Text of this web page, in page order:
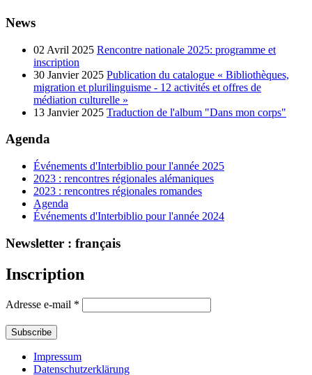
News
02 Avril 2025 Rencontre nationale 2025: programme et
inscription
30 Janvier 2025 Publication du catalogue « Bibliothèques,
migration et plurilinguisme - 12 activités et offres de
médiation culturelle »
13 Janvier 2025 Traduction de l'album "Dans mon corps"
Agenda
Événements d'Interbiblio pour l'année 2025
2023 : rencontres régionales alémaniques
2023 : rencontres régionales romandes
Agenda
Événements d'Interbiblio pour l'année 2024
Newsletter : français
Inscription
Adresse e-mail *
Impressum
Datenschutzerklärung